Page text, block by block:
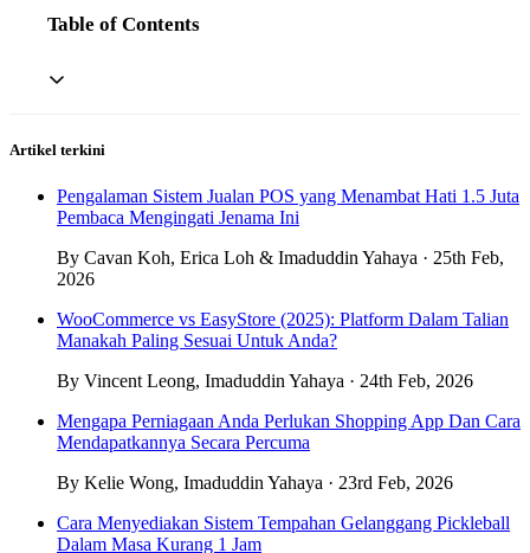
Table of Contents
Artikel terkini
Pengalaman Sistem Jualan POS yang Menambat Hati 1.5 Juta
Pembaca Mengingati Jenama Ini
By Cavan Koh, Erica Loh & Imaduddin Yahaya · 25th Feb,
2026
WooCommerce vs EasyStore (2025): Platform Dalam Talian
Manakah Paling Sesuai Untuk Anda?
By Vincent Leong, Imaduddin Yahaya · 24th Feb, 2026
Mengapa Perniagaan Anda Perlukan Shopping App Dan Cara
Mendapatkannya Secara Percuma
By Kelie Wong, Imaduddin Yahaya · 23rd Feb, 2026
Cara Menyediakan Sistem Tempahan Gelanggang Pickleball
Dalam Masa Kurang 1 Jam